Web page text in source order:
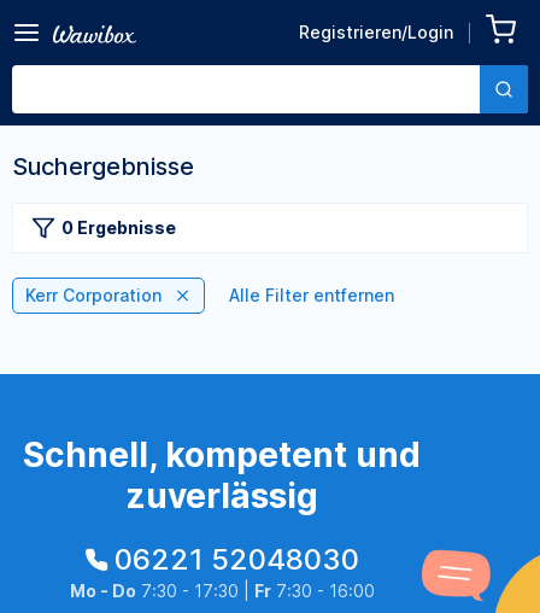
Registrieren/Login
Suchergebnisse
0 Ergebnisse
Kerr Corporation Alle Filter entfernen
Schnell, kompetent und
zuverlässig
06221 52048030
Mo - Do 7:30 - 17:30 | Fr7:30 - 16:00